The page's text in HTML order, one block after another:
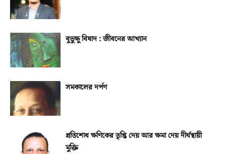
বুভুক্ষু বিষাদ : জীবনের আখ্যান
সমকালের দর্পণ
প্রতিশোধ ক্ষণিকের তৃপ্তি দেয় আর ক্ষমা দেয় দীর্ঘস্থায়ী
মুক্তি